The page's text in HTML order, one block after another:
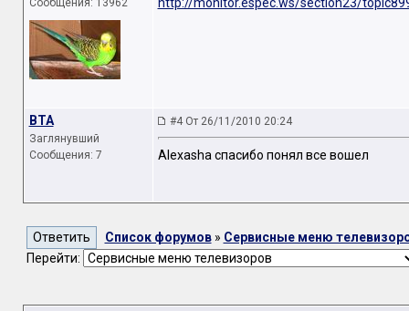
Сообщения: 13962
http://monitor.espec.ws/section23/
BTA
Заглянувший
Сообщения: 7
#4 От 26/11/2010 20:24
Alexasha спасибо понял все вошел
Список форумов» Сервисные меню
Перейти: